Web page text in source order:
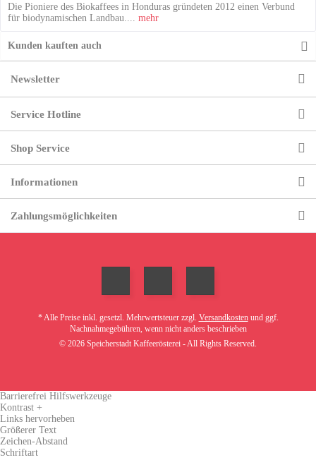
Die Pioniere des Biokaffees in Honduras gründeten 2012 einen Verbund
für biodynamischen Landbau.... mehr
Kunden kauften auch
Newsletter
Service Hotline
Shop Service
Informationen
Zahlungsmöglichkeiten
* Alle Preise inkl. gesetzl. Mehrwertsteuer zzgl. Versandkostenund ggf.
Nachnahmegebühren, wenn nicht anders beschrieben
© 2026 Speicherstadt Kaffeerösterei - All Rights Reserved.
Barrierefrei Hilfswerkzeuge
Kontrast +
Links hervorheben
Größerer Text
Zeichen-Abstand
Schriftart